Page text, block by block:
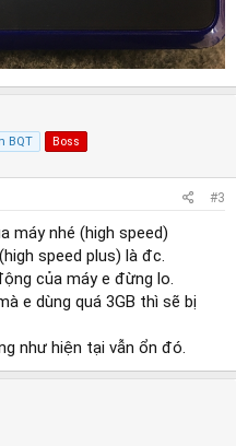
BQT Boss
#3
máy nhé (high speed)
speed plus) là đc.
của máy e đừng lo.
e dùng quá 3GB thì sẽ bị
như hiện tại vẫn ổn đó.